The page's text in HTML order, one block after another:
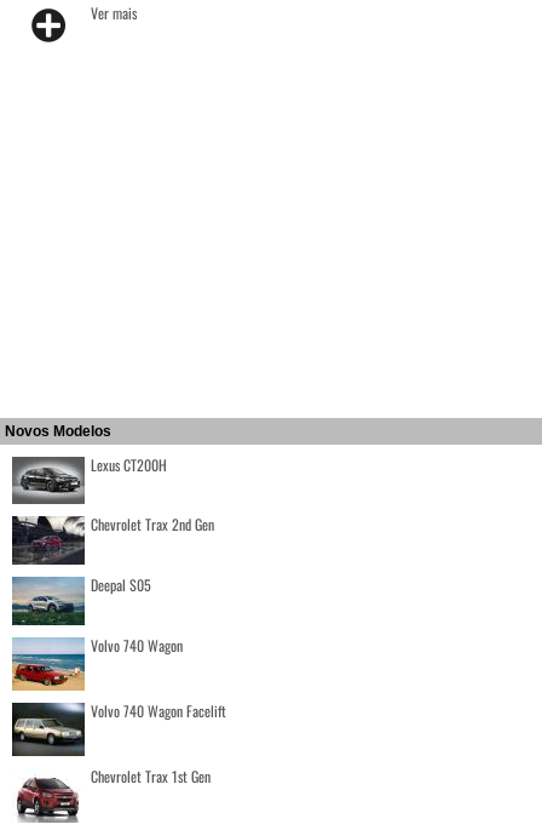
Ver mais
Novos Modelos
Lexus CT200H
Chevrolet Trax 2nd Gen
Deepal S05
Volvo 740 Wagon
Volvo 740 Wagon Facelift
Chevrolet Trax 1st Gen